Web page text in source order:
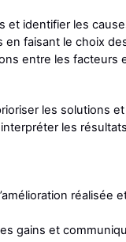
et identifier les
en faisant le choix
entre les facteurs
les solutions
les
gains et